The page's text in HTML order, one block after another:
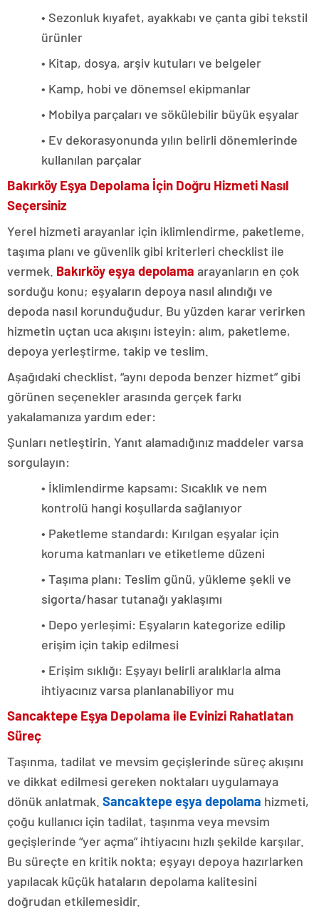
• Sezonluk kıyafet, ayakkabı ve çanta gibi tekstil
ürünler
• Kitap, dosya, arşiv kutuları ve belgeler
• Kamp, hobi ve dönemsel ekipmanlar
• Mobilya parçaları ve sökülebilir büyük eşyalar
• Ev dekorasyonunda yılın belirli dönemlerinde
kullanılan parçalar
Bakırköy Eşya Depolama İçin Doğru Hizmeti Nasıl
Seçersiniz
Yerel hizmeti arayanlar için iklimlendirme, paketleme,
taşıma planı ve güvenlik gibi kriterleri checklist ile
vermek. Bakırköyeşya depolama arayanların en çok
sorduğu konu; eşyaların depoya nasıl alındığı ve
depoda nasıl korunduğudur. Bu yüzden karar verirken
hizmetin uçtan uca akışını isteyin: alım, paketleme,
depoya yerleştirme, takip ve teslim.
Aşağıdaki checklist, “aynı depoda benzer hizmet” gibi
görünen seçenekler arasında gerçek farkı
yakalamanıza yardım eder:
Şunları netleştirin. Yanıt alamadığınız maddeler varsa
sorgulayın:
• İklimlendirme kapsamı: Sıcaklık ve nem
kontrolü hangi koşullarda sağlanıyor
• Paketleme standardı: Kırılgan eşyalar için
koruma katmanları ve etiketleme düzeni
• Taşıma planı: Teslim günü, yükleme şekli ve
sigorta/hasar tutanağı yaklaşımı
• Depo yerleşimi: Eşyaların kategorize edilip
erişim için takip edilmesi
• Erişim sıklığı: Eşyayı belirli aralıklarla alma
ihtiyacınız varsa planlanabiliyor mu
Sancaktepe Eşya Depolama ile Evinizi Rahatlatan
Süreç
Taşınma, tadilat ve mevsim geçişlerinde süreç akışını
ve dikkat edilmesi gereken noktaları uygulamaya
dönük anlatmak. Sancaktepe eşya depolama hizmeti,
çoğu kullanıcı için tadilat, taşınma veya mevsim
geçişlerinde “yer açma” ihtiyacını hızlı şekilde karşılar.
Bu süreçte en kritik nokta; eşyayı depoya hazırlarken
yapılacak küçük hataların depolama kalitesini
doğrudan etkilemesidir.